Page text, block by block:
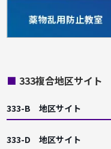
■ 333複合地区サイト
333-B 地区サイト
333-D 地区サイト